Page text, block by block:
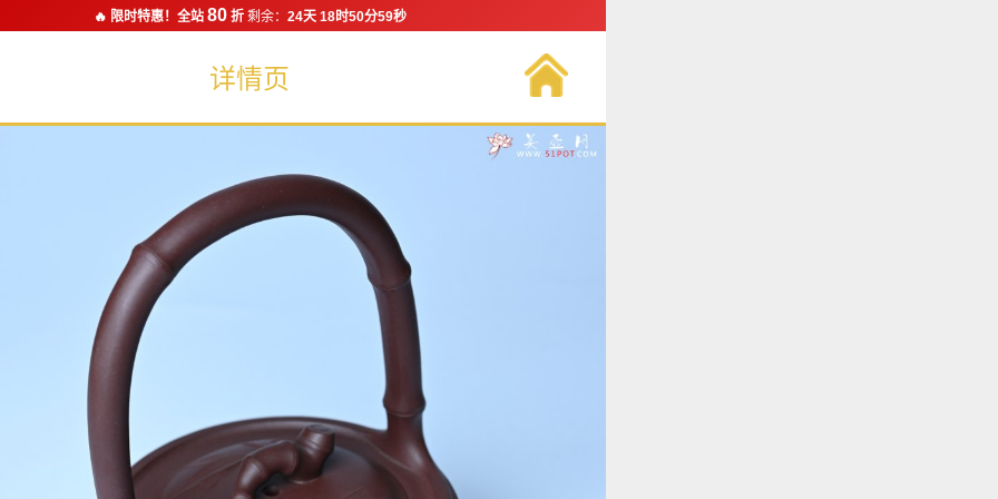
🔥 限时特惠！全站 80折剩余： 24天 18时50分58秒
详情页